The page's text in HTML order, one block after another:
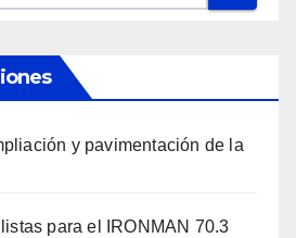
y pavimentación de la
para el IRONMAN 70.3